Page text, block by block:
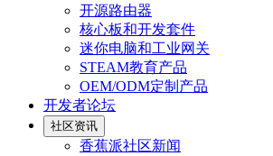
开源路由器
核心板和开发套件
迷你电脑和工业网关
STEAM教育产品
OEM/ODM定制产品
开发者论坛
社区资讯
香蕉派社区新闻